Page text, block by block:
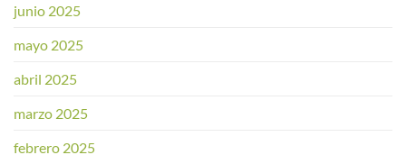
junio 2025
mayo 2025
abril 2025
marzo 2025
febrero 2025